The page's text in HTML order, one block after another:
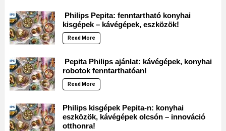
Philips Pepita: fenntartható konyhai
kisgépek – kávégépek, eszközök!
Read More
Pepita Philips ajánlat: kávégépek, konyhai
robotok fenntarthatóan!
Read More
Philips kisgépek Pepita-n: konyhai
eszközök, kávégépek olcsón – innováció
otthonra!